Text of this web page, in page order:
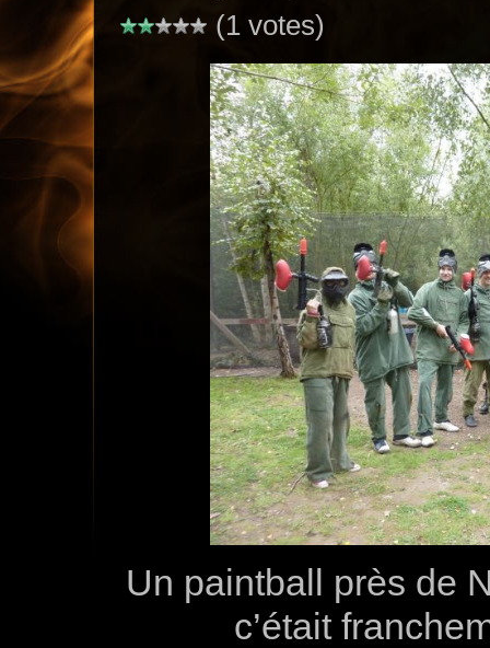
(1 votes)
Un paintball près de
c’était